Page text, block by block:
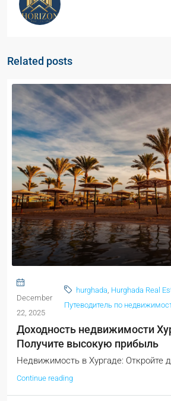
Related posts
December
22, 2025
hurghada, Hurghada Real
Путеводитель по
Доходность недвижимости
Получите высокую прибыль
Недвижимость в Хургаде: Откройте
Continue reading